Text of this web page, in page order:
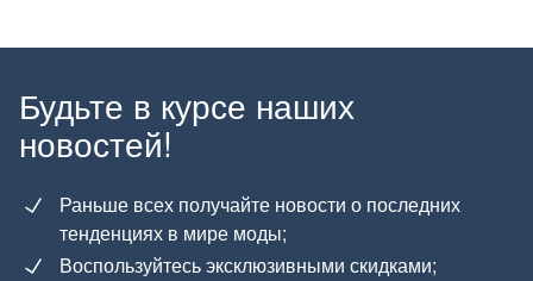
Будьте в курсе наших
новостей!
Раньше всех получайте новости о последних
тенденциях в мире моды;
Воспользуйтесь эксклюзивными скидками;